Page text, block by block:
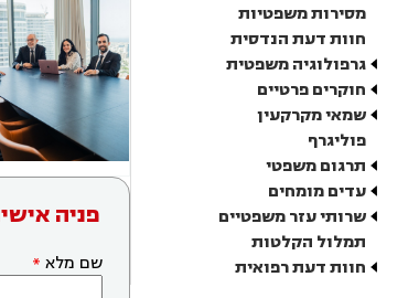
מסירות משפטיות
חוות דעת הנדסית
גרפולוגיה משפטית
חוקרים פרטיים
שמאי מקרקעין
פוליגרף
תרגום משפטי
עדים מומחים
שרותי עזר משפטיים
תמלול הקלטות
חוות דעת רפואית
פניה
שם מלא